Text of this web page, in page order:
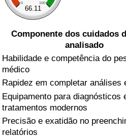
0 100
66.11
Componente dos cuidados
analisado
Habilidade e competência do
médico
Rapidez em completar análises
Equipamento para diagnósticos
tratamentos modernos
Precisão e exatidão no
relatórios
em Aqaba
Crime
Taxa do Indicador de Crime
Indicador de Crime
Índice de criminalidade por
Saúde